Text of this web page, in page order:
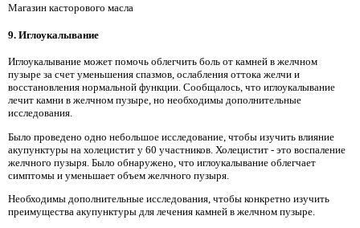
Магазин касторового масла
9. Иглоукалывание
Иглоукалывание может помочь облегчить боль от камней в желчном
пузыре за счет уменьшения спазмов, ослабления оттока желчи и
восстановления нормальной функции. Сообщалось, что иглоукалывание
лечит камни в желчном пузыре, но необходимы дополнительные
исследования.
Было проведено одно небольшое исследование, чтобы изучить влияние
акупунктуры на холецистит у 60 участников. Холецистит - это воспаление
желчного пузыря. Было обнаружено, что иглоукалывание облегчает
симптомы и уменьшает объем желчного пузыря.
Необходимы дополнительные исследования, чтобы конкретно изучить
преимущества акупунктуры для лечения камней в желчном пузыре.